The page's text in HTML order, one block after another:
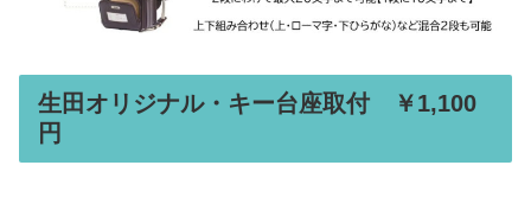
生田オリジナル・キー台座取付 ￥1,100
円